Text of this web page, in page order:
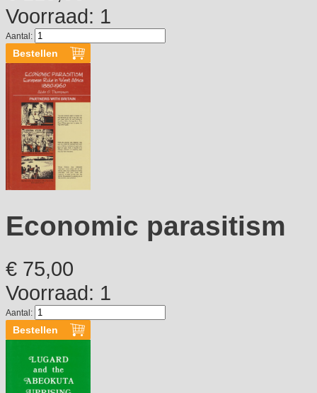
Voorraad: 1
Aantal:
Economic parasitism
€ 75,00
Voorraad: 1
Aantal: